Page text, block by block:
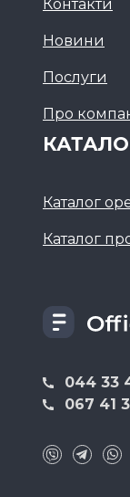
044 33
067 41
Контакти
Новини
Послуги
Про
Каталог
Каталог